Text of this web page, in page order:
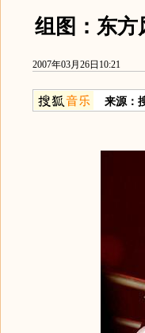
组图：东方
2007年03月26日10:21
来源：